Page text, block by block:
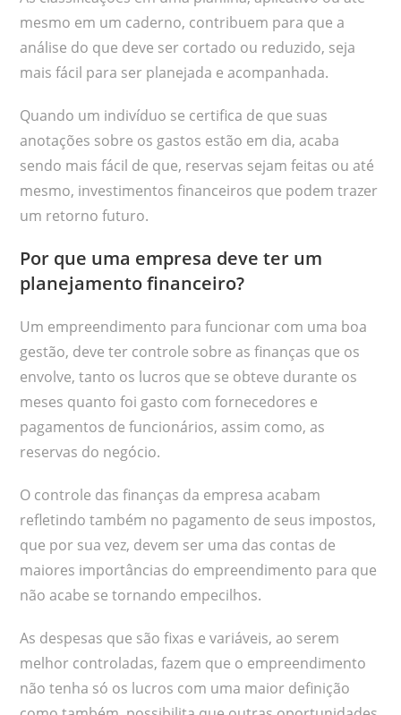
mesmo em um caderno, contribuem para que a
análise do que deve ser cortado ou reduzido, seja
mais fácil para ser planejada e acompanhada.
Quando um indivíduo se certifica de que suas
anotações sobre os gastos estão em dia, acaba
sendo mais fácil de que, reservas sejam feitas ou até
mesmo, investimentos financeiros que podem trazer
um retorno futuro.
Por que uma empresa deve ter um
planejamento financeiro?
Um empreendimento para funcionar com uma boa
gestão, deve ter controle sobre as finanças que os
envolve, tanto os lucros que se obteve durante os
meses quanto foi gasto com fornecedores e
pagamentos de funcionários, assim como, as
reservas do negócio.
O controle das finanças da empresa acabam
refletindo também no pagamento de seus impostos,
que por sua vez, devem ser uma das contas de
maiores importâncias do empreendimento para que
não acabe se tornando empecilhos.
As despesas que são fixas e variáveis, ao serem
melhor controladas, fazem que o empreendimento
não tenha só os lucros com uma maior definição